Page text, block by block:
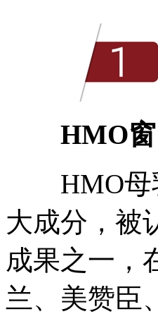
HMO
HMO母乳
大成分，被
成果之一，
兰、美赞臣